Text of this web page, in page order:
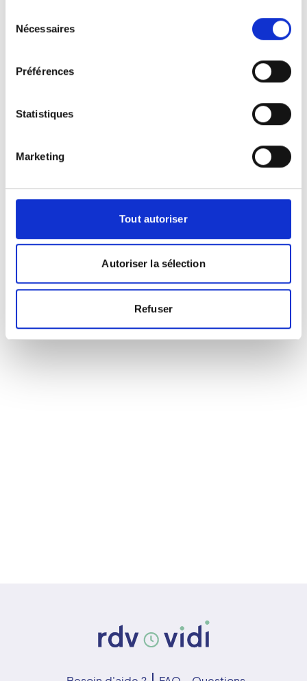
Nécessaires
Préférences
Statistiques
Marketing
Tout autoriser
Autoriser la sélection
Refuser